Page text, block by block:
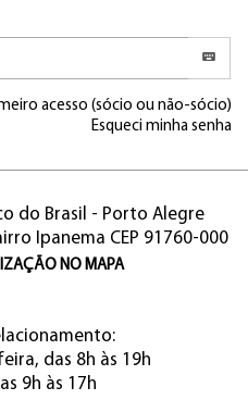
acesso (sócio ou não-sócio)
Esqueci minha senha
do Brasil - Porto Alegre
Ipanema CEP 91760-000
NO MAPA
das 8h às 19h
9h às 17h